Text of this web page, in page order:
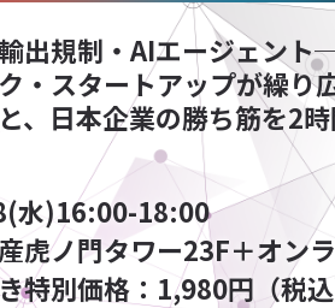
出規制・AIエージェン
・スタートアップが繰り
、日本企業の勝ち筋を2
水)16:00-18:00
虎ノ門タワー23F＋オン
特別価格：1,980円（税込